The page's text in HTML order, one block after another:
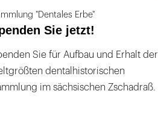
"Dentales Erbe"
Sie jetzt!
Sie für Aufbau und Erhalt der
dentalhistorischen
im sächsischen Zschadraß.